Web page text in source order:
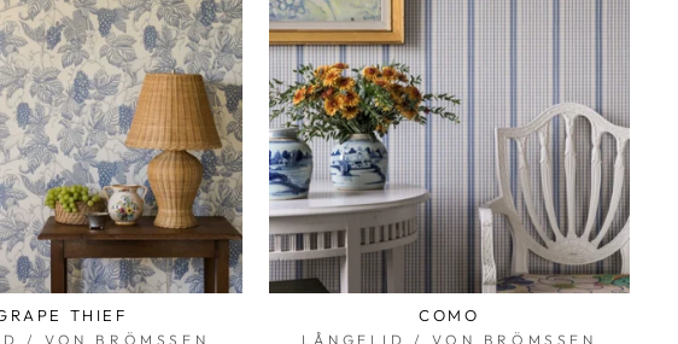
THIEF
/ VON BRÖMSSEN
COMO
LÅNGELID / VON BRÖMSSEN